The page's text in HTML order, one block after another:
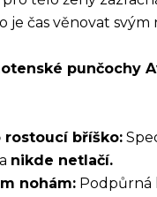
je čas věnovat svým
punčochy
rostoucí bříško:
nikde netlačí.
nohám: Podpůrná